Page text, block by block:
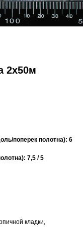
2х50м
поперек полотна): 6
7,5 / 5
кладки,